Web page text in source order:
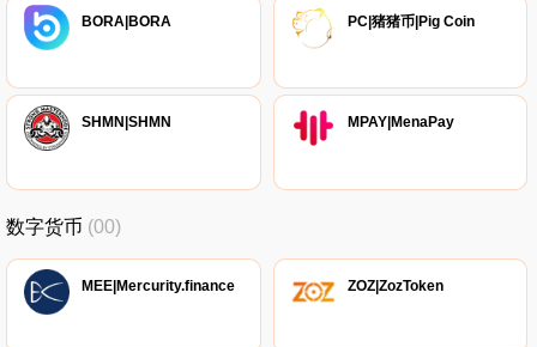
BORA|BORA PC|猪猪币|Pig Coin
SHMN|SHMN MPAY|MenaPay
数字货币 (00)
MEE|Mercurity.finance ZOZ|ZozToken